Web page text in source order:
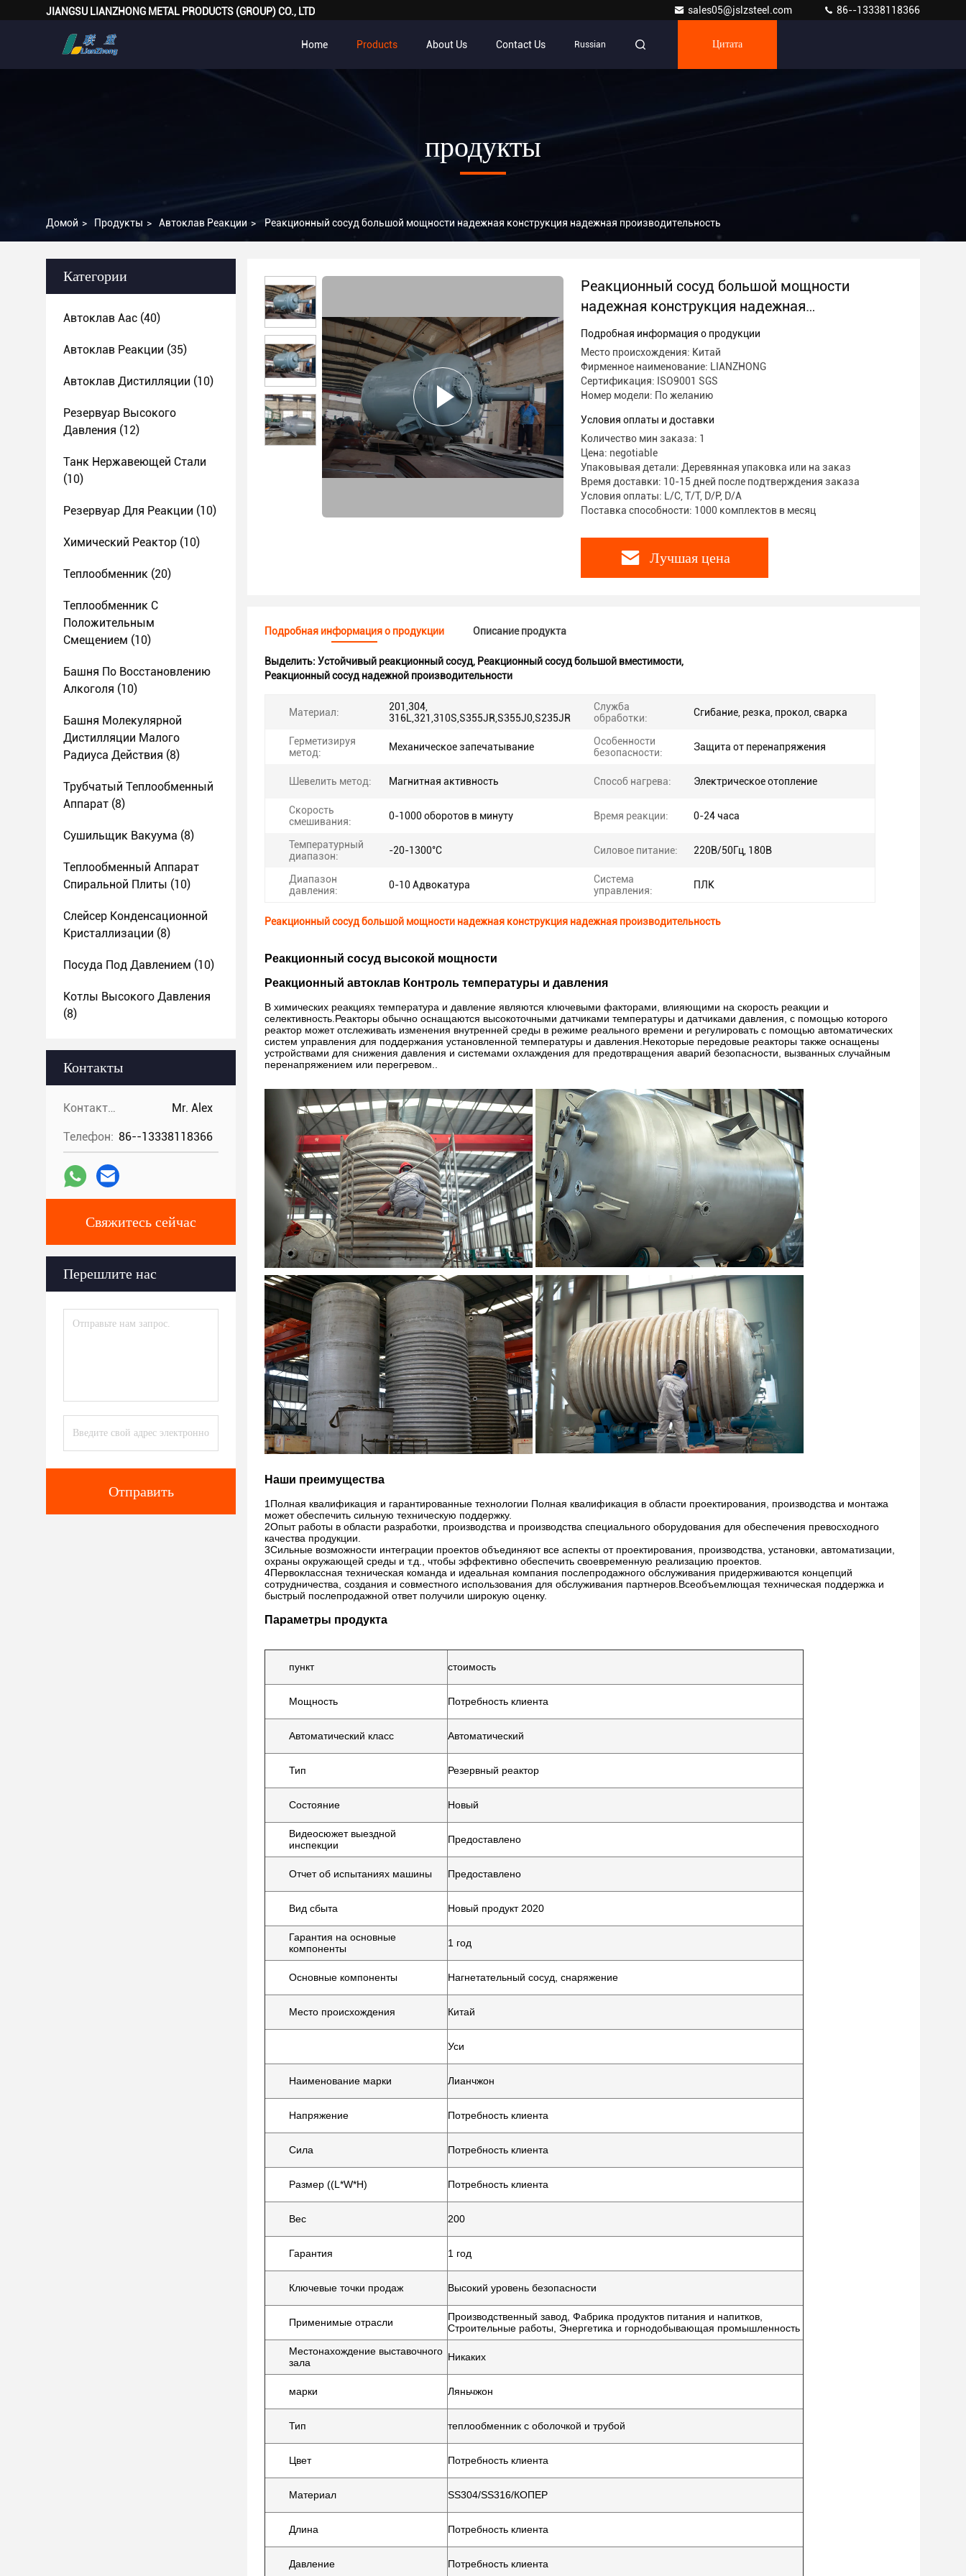
JIANGSU LIANZHONG METAL PRODUCTS (GROUP) CO., LTD sales05@jslzsteel.com 86--13338118366
Home Products About Us Contact Us Russian Цитата
продукты
Домой > Продукты > Автоклав Реакции > Реакционный сосуд большой мощности надежная конструкция надежная производительность
Категории
Автоклав Aac (40)
Автоклав Реакции (35)
Автоклав Дистилляции (10)
Резервуар Высокого
Давления (12)
Танк Нержавеющей Стали
(10)
Резервуар Для Реакции (10)
Химический Реактор (10)
Теплообменник (20)
Теплообменник С
Положительным
Смещением (10)
Башня По Восстановлению
Алкоголя (10)
Башня Молекулярной
Дистилляции Малого
Радиуса Действия (8)
Трубчатый Теплообменный
Аппарат (8)
Сушильщик Вакуума (8)
Теплообменный Аппарат
Спиральной Плиты (10)
Слейсер Конденсационной
Кристаллизации (8)
Посуда Под Давлением (10)
Котлы Высокого Давления
(8)
Контакты
Контакты: Mr. Alex
Телефон: 86--13338118366
Свяжитесь сейчас
Перешлите нас
Отправить
Реакционный сосуд большой мощности
надежная конструкция надежная
производительность
Подробная информация о продукции
Место происхождения: Китай
Фирменное наименование: LIANZHONG
Сертификация: ISO9001 SGS
Номер модели: По желанию
Условия оплаты и доставки
Количество мин заказа: 1
Цена: negotiable
Упаковывая детали: Деревянная упаковка или на заказ
Время доставки: 10-15 дней после подтверждения заказа
Условия оплаты: L/C, T/T, D/P, D/A
Поставка способности: 1000 комплектов в месяц
Лучшая цена
Подробная информация о продукции Описание продукта
Выделить: Устойчивый реакционный сосуд, Реакционный сосуд большой вместимости,
Реакционный сосуд надежной производительности
Материал:
201,304,
316L,321,310S,S355JR,S355J0,S235JR
Служба
обработки:
Сгибание, резка, прокол, сварка
Герметизируя
метод:
Механическое запечатывание
Особенности
безопасности:
Защита от перенапряжения
Шевелить метод: Магнитная активность Способ нагрева: Электрическое отопление
Скорость
смешивания:
0-1000 оборотов в минуту Время реакции: 0-24 часа
Температурный
диапазон:
-20-1300°C Силовое питание: 220В/50Гц, 180В
Диапазон
давления:
0-10 Адвокатура
Система
управления:
ПЛК
Реакционный сосуд большой мощности надежная конструкция надежная производительность
Реакционный сосуд высокой мощности
Реакционный автоклав Контроль температуры и давления
В химических реакциях температура и давление являются ключевыми факторами, влияющими на скорость реакции и
селективность.Реакторы обычно оснащаются высокоточными датчиками температуры и датчиками давления, с помощью которого
реактор может отслеживать изменения внутренней среды в режиме реального времени и регулировать с помощью автоматических
систем управления для поддержания установленной температуры и давления.Некоторые передовые реакторы также оснащены
устройствами для снижения давления и системами охлаждения для предотвращения аварий безопасности, вызванных случайным
перенапряжением или перегревом..
Наши преимущества
1Полная квалификация и гарантированные технологии Полная квалификация в области проектирования, производства и монтажа
может обеспечить сильную техническую поддержку.
2Опыт работы в области разработки, производства и производства специального оборудования для обеспечения превосходного
качества продукции.
3Сильные возможности интеграции проектов объединяют все аспекты от проектирования, производства, установки, автоматизации,
охраны окружающей среды и т.д., чтобы эффективно обеспечить своевременную реализацию проектов.
4Первоклассная техническая команда и идеальная компания послепродажного обслуживания придерживаются концепций
сотрудничества, создания и совместного использования для обслуживания партнеров.Всеобъемлющая техническая поддержка и
быстрый послепродажной ответ получили широкую оценку.
Параметры продукта
пункт стоимость
Мощность Потребность клиента
Автоматический класс Автоматический
Тип Резервный реактор
Состояние Новый
Видеосюжет выездной
инспекции
Предоставлено
Отчет об испытаниях машины Предоставлено
Вид сбыта Новый продукт 2020
Гарантия на основные
компоненты
1 год
Основные компоненты Нагнетательный сосуд, снаряжение
Место происхождения Китай
Уси
Наименование марки Лианчжон
Напряжение Потребность клиента
Сила Потребность клиента
Размер ((L*W*H) Потребность клиента
Вес 200
Гарантия 1 год
Ключевые точки продаж Высокий уровень безопасности
Применимые отрасли
Производственный завод, Фабрика продуктов питания и напитков,
Строительные работы, Энергетика и горнодобывающая промышленность
Местонахождение выставочного
зала
Никаких
марки Ляньчжон
Тип теплообменник с оболочкой и трубой
Цвет Потребность клиента
Материал SS304/SS316/КОПЕР
Длина Потребность клиента
Давление Потребность клиента